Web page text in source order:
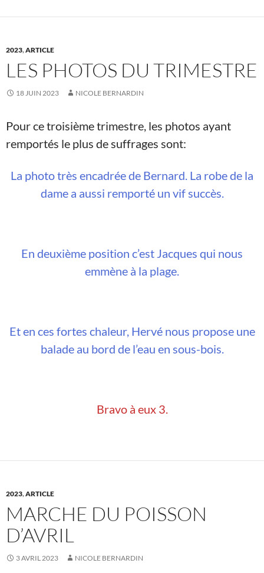
2023,ARTICLE
LES PHOTOS DU TRIMESTRE
18 JUIN 2023 NICOLE BERNARDIN
Pour ce troisième trimestre, les photos ayant
remportés le plus de suffrages sont:
La photo très encadrée de Bernard. La robe de la
dame a aussi remporté un vif succès.
En deuxième position c’est Jacques qui nous
emmène à la plage.
Et en ces fortes chaleur, Hervé nous propose une
balade au bord de l’eau en sous-bois.
Bravo à eux 3.
2023,ARTICLE
MARCHE DU POISSON
D’AVRIL
3 AVRIL 2023 NICOLE BERNARDIN